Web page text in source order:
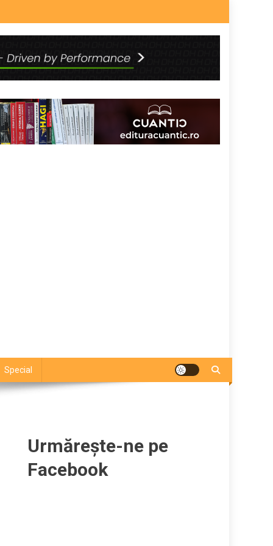
Special
Urmărește-ne pe
Facebook